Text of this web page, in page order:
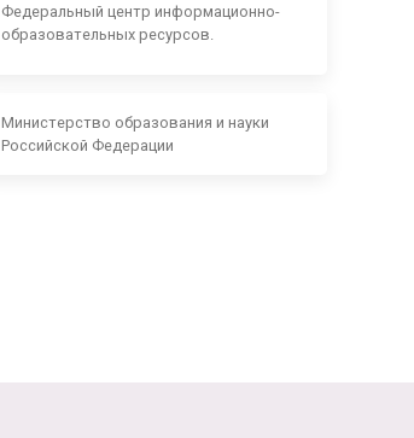
Федеральный центр информационно-
образовательных ресурсов.
Министерство образования и науки
Российской Федерации